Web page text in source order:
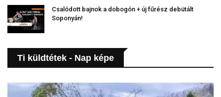
Csalódott bajnok a dobogón + új fűrész debütált
Soponyán!
Ti küldtétek - Nap képe